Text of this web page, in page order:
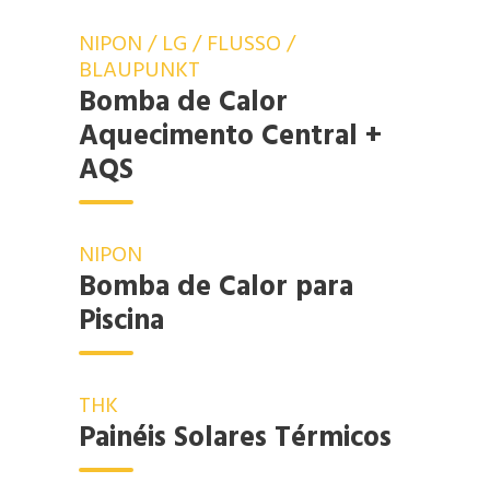
NIPON / LG / FLUSSO /
BLAUPUNKT
Bomba de Calor
Aquecimento Central +
AQS
NIPON
Bomba de Calor para
Piscina
THK
Painéis Solares Térmicos